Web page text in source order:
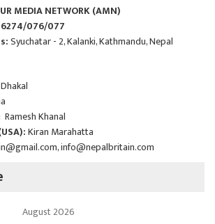
MEDIA NETWORK (AMN)
076/077
Syuchatar - 2, Kalanki, Kathmandu, Nepal
: Ramesh Khanal
Kiran Marahatta
,info@nepalbritain.com
August 2026